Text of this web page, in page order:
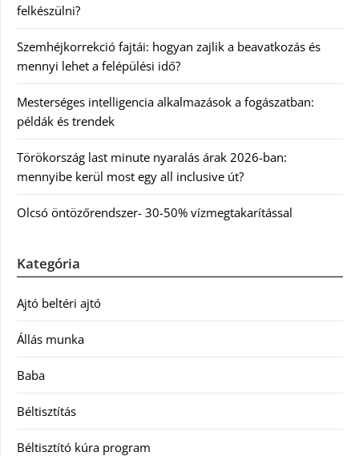
felkészülni?
Szemhéjkorrekció fajtái: hogyan zajlik a beavatkozás és
mennyi lehet a felépülési idő?
Mesterséges intelligencia alkalmazások a fogászatban:
példák és trendek
Törökország last minute nyaralás árak 2026-ban:
mennyibe kerül most egy all inclusive út?
Olcsó öntözőrendszer- 30-50% vízmegtakarítással
Kategória
Ajtó beltéri ajtó
Állás munka
Baba
Béltisztítás
Béltisztító kúra program